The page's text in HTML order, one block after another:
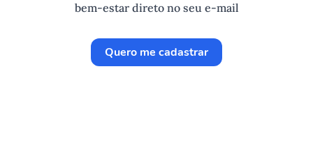
bem-estar direto no seu e-mail
Quero me cadastrar